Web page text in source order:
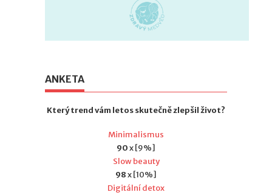
ANKETA
Který trend vám letos skutečně zlepšil život?
Minimalismus
90x [9%]
Slow beauty
98x [10%]
Digitální detox